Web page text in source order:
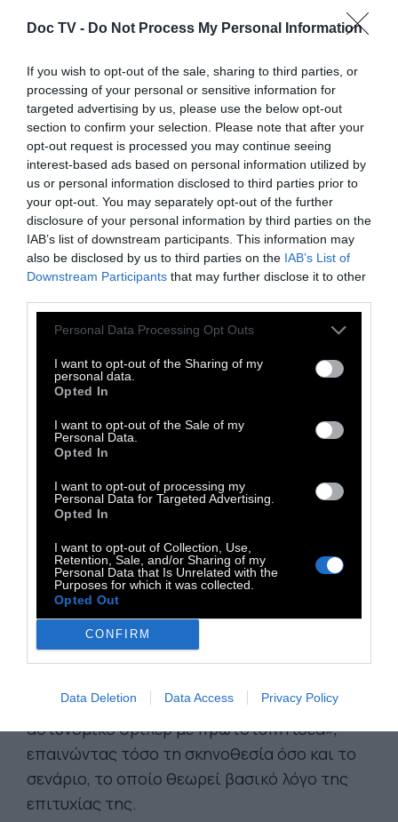
Doc TV - Do Not Process My Personal Information
If you wish to opt-out of the sale, sharing to third parties, or
processing of your personal or sensitive information for
targeted advertising by us, please use the below opt-out
section to confirm your selection. Please note that after your
opt-out request is processed you may continue seeing
interest-based ads based on personal information utilized by
us or personal information disclosed to third parties prior to
your opt-out. You may separately opt-out of the further
disclosure of your personal information by third parties on the
IAB’s list of downstream participants. This information may
also be disclosed by us to third parties on the IAB’s List of
Downstream Participants that may further disclose it to other
Personal Data Processing Opt Outs
I want to opt-out of the Sharing of my
personal data.
Opted In
I want to opt-out of the Sale of my
Personal Data.
Opted In
I want to opt-out of processing my
Personal Data for Targeted Advertising.
Opted In
I want to opt-out of Collection, Use,
Retention, Sale, and/or Sharing of my
Personal Data that Is Unrelated with the
Purposes for which it was collected.
Opted Out
CONFIRM
Data Deletion Data Access Privacy Policy
, αλλά επεκτείνεται
στην ίδια τη σημερινή αντίληψη γύρω από το
σινεμά. Ο Ταραντίνο δηλώνει πως πλέον
αντιμετωπίζει τις περισσότερες νέες ταινίες
με περισσότερο σκεπτικισμό παρά
ενθουσιασμό, υποστηρίζοντας ότι ο
κινηματογράφος έχει απομακρυνθεί από
εκείνη τη δημιουργική δύναμη που τον έκανε
να ξεχωρίζει ως μορφή τέχνης.
«...Τίποτα που να με κρατήσει πραγματικά
καθηλωμένοκαι να με παρασύρει στη μαγική
χώρα της απόλαυσης που επισκεπτόμουν
τακτικά και ήταν ο λόγος που αγαπούσα τον
μορφές τέχνης. Αυτές τις μέρες προτιμώ να
διαβάζω ένα βιβλίο».
Παρά τη συνολική του απογοήτευση, ο
σκηνοθέτης αναγνωρίζει ότι υπάρχουν και
εξαιρέσεις. Ανάμεσα στις πρόσφατες
παραγωγές που ξεχώρισε βρίσκονται το
καθώς και το φιλόδοξο γουέστερν έπος
Horizon: An American Sagaτου Kevin
Costner .Ιδιαίτερη αναφορά έκανε επίσης
στο αστυνομικό θρίλερ
τηςNetflix, με πρωταγωνιστές τους
χαρακτήρισε την ταινία «συναρπαστικό
αστυνομικό θρίλερ με πρωτότυπη ιδέα»,
επαινώντας τόσο τη σκηνοθεσία όσο και το
σενάριο, το οποίο θεωρεί βασικό λόγο της
επιτυχίας της.